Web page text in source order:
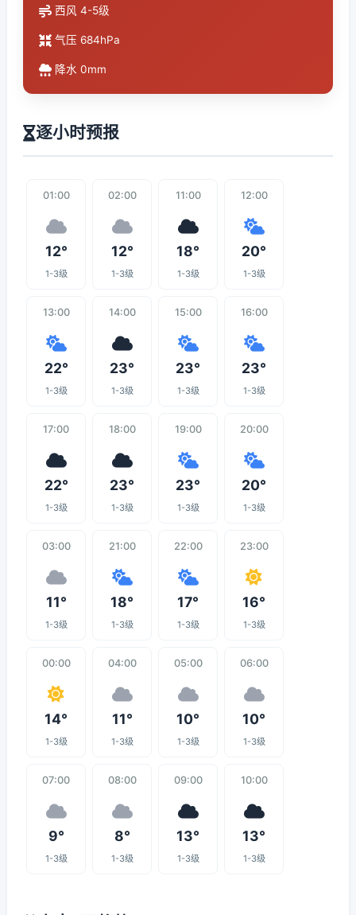
西风 4-5级
气压 684hPa
降水 0mm
逐小时预报
01:00
12°
1-3级
02:00
12°
1-3级
11:00
18°
1-3级
12:00
20°
1-3级
13:00
22°
1-3级
14:00
23°
1-3级
15:00
23°
1-3级
16:00
23°
1-3级
17:00
22°
1-3级
18:00
23°
1-3级
19:00
23°
1-3级
20:00
20°
1-3级
03:00
11°
1-3级
21:00
18°
1-3级
22:00
17°
1-3级
23:00
16°
1-3级
00:00
14°
1-3级
04:00
11°
1-3级
05:00
10°
1-3级
06:00
10°
1-3级
07:00
9°
1-3级
08:00
8°
1-3级
09:00
13°
1-3级
10:00
13°
1-3级